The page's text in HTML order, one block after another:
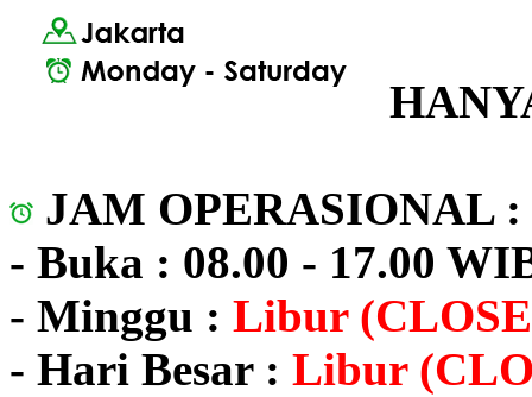
JAM OPERASIONAL :
- Buka : 08.00 - 17.00
- Minggu : Libur
- Hari Besar : Libur